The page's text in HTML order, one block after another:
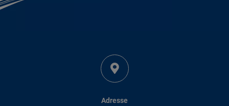
Adresse